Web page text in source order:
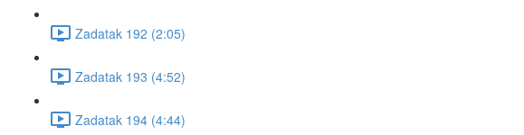
Zadatak 192 (2:05)
Zadatak 193 (4:52)
Zadatak 194 (4:44)